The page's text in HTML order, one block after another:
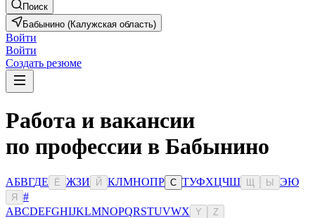
Поиск
Бабынино (Калужская область)
Войти
Войти
Создать резюме
Работа и вакансии
по профессии в Бабынино
АБВГДЕ Ё ЖЗИ Й КЛМНОПР С ТУФХЦЧШ Ы ЭЮ
Я
#
ABCDEFGHIJKLMNOPQRSTUVWX Y Z